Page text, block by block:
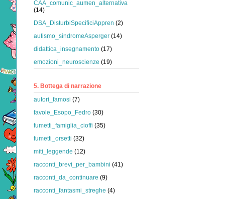
CAA_comunic_aumen_alternativa
(14)
DSA_DisturbiSpecificiAppren (2)
autismo_sindromeAsperger (14)
didattica_insegnamento (17)
emozioni_neuroscienze (19)
5. Bottega di narrazione
autori_famosi (7)
favole_Esopo_Fedro (30)
fumetti_famiglia_cioffi (35)
fumetti_orsetti (32)
miti_leggende (12)
racconti_brevi_per_bambini (41)
racconti_da_continuare (9)
racconti_fantasmi_streghe (4)